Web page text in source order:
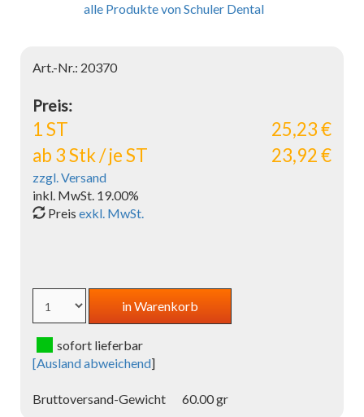
alle Produkte von Schuler Dental
Art.-Nr.: 20370
Preis:
1 ST
25,23 €
ab 3 Stk / je ST
23,92 €
zzgl. Versand
inkl. MwSt. 19.00%
Preis exkl. MwSt.
sofort lieferbar
[Ausland abweichend]
Bruttoversand-Gewicht 60.00 gr